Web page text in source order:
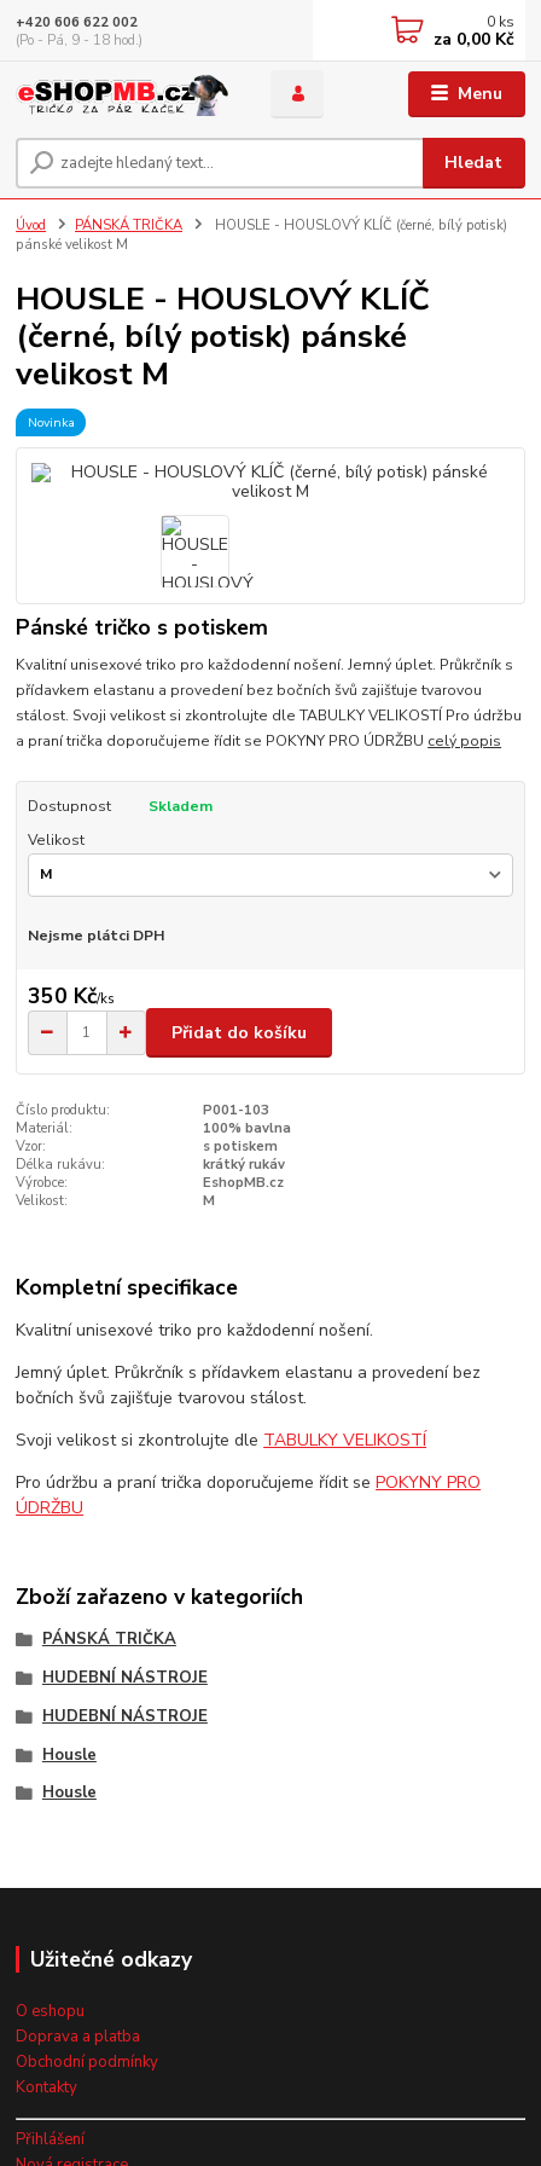
Menu
Hledat
+420 606 622 002
(Po - Pá, 9 - 18 hod.)
0 ks
za 0,00 Kč
Úvod PÁNSKÁ TRIČKA
HOUSLE - HOUSLOVÝ KLÍČ (černé, bílý potisk)
pánské velikost M
HOUSLE - HOUSLOVÝ KLÍČ
(černé, bílý potisk) pánské
velikost M
Novinka
Pánské tričko s potiskem
Kvalitní unisexové triko pro každodenní nošení. Jemný úplet. Průkrčník s
přídavkem elastanu a provedení bez bočních švů zajišťuje tvarovou
stálost. Svoji velikost si zkontrolujte dle TABULKY VELIKOSTÍ Pro údržbu
a praní trička doporučujeme řídit se POKYNY PRO ÚDRŽBU celý popis
Dostupnost
Skladem
Velikost
Nejsme plátci DPH
350 Kč/ks
Přidat do košíku
Číslo produktu:
P001-103
Materiál:
100% bavlna
Vzor:
s potiskem
Délka rukávu:
krátký rukáv
Výrobce:
EshopMB.cz
Velikost:
M
Kompletní specifikace
Kvalitní unisexové triko pro každodenní nošení.
Jemný úplet. Průkrčník s přídavkem elastanu a provedení bez
bočních švů zajišťuje tvarovou stálost.
Svoji velikost si zkontrolujte dle TABULKY VELIKOSTÍ
Pro údržbu a praní trička doporučujeme řídit sePOKYNY PRO
ÚDRŽBU
Zboží zařazeno v kategoriích
PÁNSKÁ TRIČKA
HUDEBNÍ NÁSTROJE
HUDEBNÍ NÁSTROJE
Housle
Housle
Užitečné odkazy
O eshopu
Doprava a platba
Obchodní podmínky
Kontakty
Přihlášení